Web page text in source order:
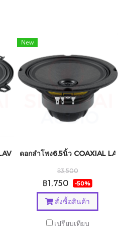
รุ่น CSF051.21
New
ดอกลำโพง6.5นิ้ว COAXIAL
฿3,500
฿1,750 -50%
สั่งซื้อสินค้า
เปรียบเทียบ